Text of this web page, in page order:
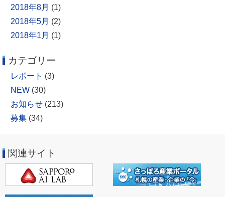
2018年8月 (1)
2018年5月 (2)
2018年1月 (1)
カテゴリー
レポート (3)
NEW (30)
お知らせ (213)
募集 (34)
関連サイト